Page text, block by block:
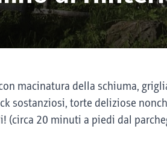
macinatura della schiuma,
sostanziosi, torte deliziose
(circa 20 minuti a piedi dal